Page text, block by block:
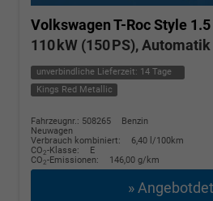
Volkswagen T-RocStyle 1.5
110 kW (150 PS), Automatik
unverbindliche Lieferzeit: 14 Tage
Kings Red Metallic
Fahrzeugnr.: 508265
Benzin
Neuwagen
Verbrauch kombiniert:
6,40 l/100km
CO2-Klasse:
E
CO2-Emissionen: 146,00 g/km
»